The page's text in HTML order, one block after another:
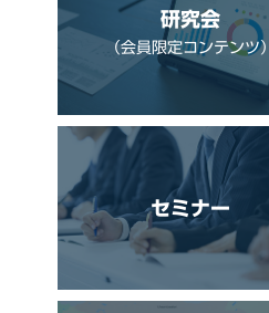
研究会
（会員限定コンテンツ）
セミナー